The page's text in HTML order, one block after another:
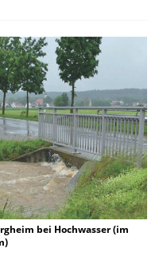
bei Hochwasser (im